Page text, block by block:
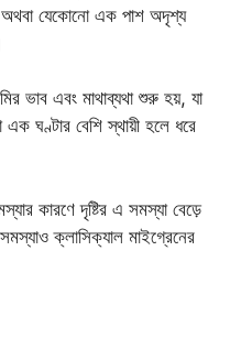
অথবা যেকোনো এক পাশ অদৃশ্য
ভাব এবং মাথাব্যথা শুরু হয়, যা
ঘণ্টার বেশি স্থায়ী হলে ধরে
কারণে দৃষ্টির এ সমস্যা বেড়ে
সমস্যাও ক্লাসিক্যাল মাইগ্রেনের